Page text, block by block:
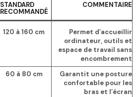
STANDARD
RECOMMANDÉ
COMMENTAIRE
120 à 160 cm
Permet d’accueillir
ordinateur, outils et
espace de travail sans
encombrement
60 à 80 cm
Garantit une posture
confortable pour les
bras et l’écran